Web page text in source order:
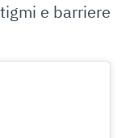
e barriere